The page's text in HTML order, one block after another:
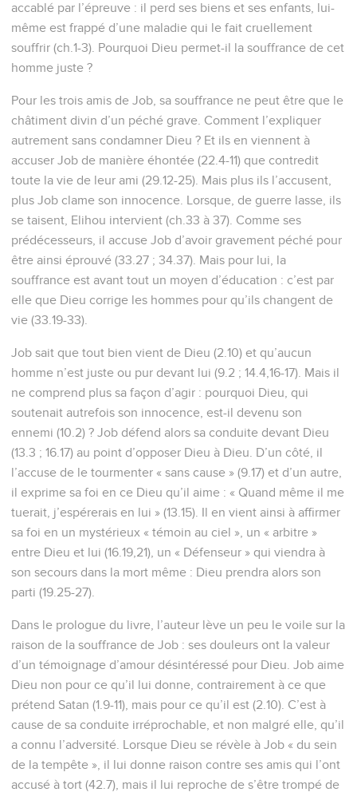
accablé par l’épreuve : il perd ses biens et ses enfants, lui-
même est frappé d’une maladie qui le fait cruellement
souffrir (ch.1-3). Pourquoi Dieu permet-il la souffrance de cet
homme juste ?
Pour les trois amis de Job, sa souffrance ne peut être que le
châtiment divin d’un péché grave. Comment l’expliquer
autrement sans condamner Dieu ? Et ils en viennent à
accuser Job de manière éhontée (22.4-11) que contredit
toute la vie de leur ami (29.12-25). Mais plus ils l’accusent,
plus Job clame son innocence. Lorsque, de guerre lasse, ils
se taisent, Elihou intervient (ch.33 à 37). Comme ses
prédécesseurs, il accuse Job d’avoir gravement péché pour
être ainsi éprouvé (33.27 ; 34.37). Mais pour lui, la
souffrance est avant tout un moyen d’éducation : c’est par
elle que Dieu corrige les hommes pour qu’ils changent de
vie (33.19-33).
Job sait que tout bien vient de Dieu (2.10) et qu’aucun
homme n’est juste ou pur devant lui (9.2 ; 14.4,16-17). Mais il
ne comprend plus sa façon d’agir : pourquoi Dieu, qui
soutenait autrefois son innocence, est-il devenu son
ennemi (10.2) ? Job défend alors sa conduite devant Dieu
(13.3 ; 16.17) au point d’opposer Dieu à Dieu. D’un côté, il
l’accuse de le tourmenter « sans cause » (9.17) et d’un autre,
il exprime sa foi en ce Dieu qu’il aime : « Quand même il me
tuerait, j’espérerais en lui » (13.15). Il en vient ainsi à affirmer
sa foi en un mystérieux « témoin au ciel », un « arbitre »
entre Dieu et lui (16.19,21), un « Défenseur » qui viendra à
son secours dans la mort même : Dieu prendra alors son
parti (19.25-27).
Dans le prologue du livre, l’auteur lève un peu le voile sur la
raison de la souffrance de Job : ses douleurs ont la valeur
d’un témoignage d’amour désintéressé pour Dieu. Job aime
Dieu non pour ce qu’il lui donne, contrairement à ce que
prétend Satan (1.9-11), mais pour ce qu’il est (2.10). C’est à
cause de sa conduite irréprochable, et non malgré elle, qu’il
a connu l’adversité. Lorsque Dieu se révèle à Job « du sein
de la tempête », il lui donne raison contre ses amis qui l’ont
accusé à tort (42.7), mais il lui reproche de s’être trompé de